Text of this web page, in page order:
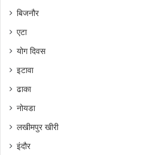
बिजनौर
एटा
योग दिवस
इटावा
ढाका
नोयडा
लखीमपुर खीरी
इंदौर